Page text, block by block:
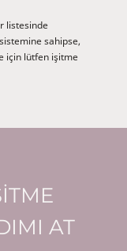
listesinde
sahipse,
için lütfen işitme
AT